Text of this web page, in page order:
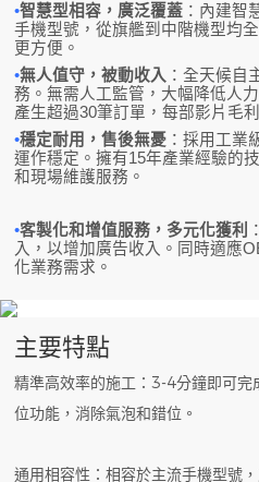
•智慧型相容，廣泛覆蓋 ：內建智
手機型號，從旗艦到中階機型均
更方便。
•無人值守，被動收入 ：全天候自
務。無需人工監管，大幅降低人
產生超過30筆訂單，每部影片毛
•穩定耐用，售後無憂 ：採用工業
運作穩定。擁有15年產業經驗的
和現場維護服務。
•客製化和增值服務，多元化獲利
入，以增加廣告收入。同時適應
化業務需求。
主要特點
精準高效率的施工：3-4分鐘即可完
位功能，消除氣泡和錯位。
通用相容性：相容於主流手機型號